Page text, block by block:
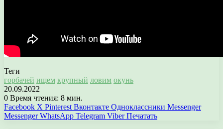
Теги
горбачей ищем крупный ловим окунь
20.09.2022
0 Время чтения: 8 мин.
Facebook X Pinterest Вконтакте Одноклассники Messenger
Messenger WhatsApp Telegram Viber Печатать